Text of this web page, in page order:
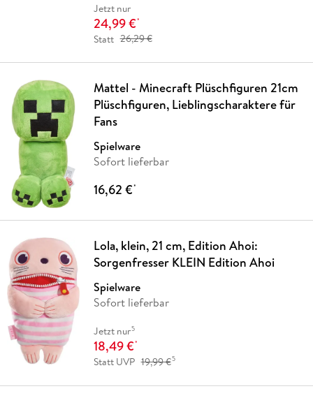
Jetzt nur
24,99 €*
Statt 26,29 €
Mattel - Minecraft Plüschfiguren 21cm
Plüschfiguren, Lieblingscharaktere für
Fans
Spielware
Sofort lieferbar
16,62 €*
Lola, klein, 21 cm, Edition Ahoi:
Sorgenfresser KLEIN Edition Ahoi
Spielware
Sofort lieferbar
Jetzt nur5
18,49 €*
Statt UVP 19,99 €5